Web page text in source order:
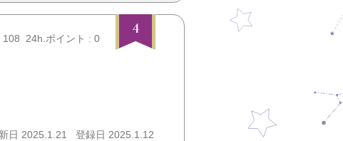
4
108 24h.ポイント : 0
日 2025.1.21 登録日 2025.1.12